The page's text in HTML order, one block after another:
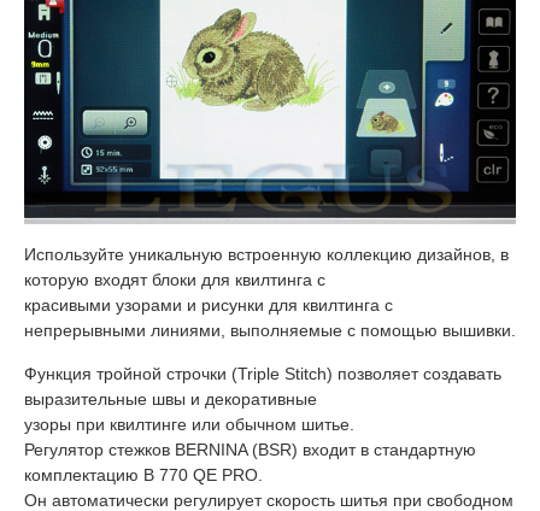
Используйте уникальную встроенную коллекцию дизайнов, в
которую входят блоки для квилтинга с
красивыми узорами и рисунки для квилтинга с
непрерывными линиями, выполняемые с помощью вышивки.
Функция тройной строчки (Triple Stitch) позволяет создавать
выразительные швы и декоративные
узоры при квилтинге или обычном шитье.
Регулятор стежков BERNINA (BSR) входит в стандартную
комплектацию B 770 QE PRO.
Он автоматически регулирует скорость шитья при свободном